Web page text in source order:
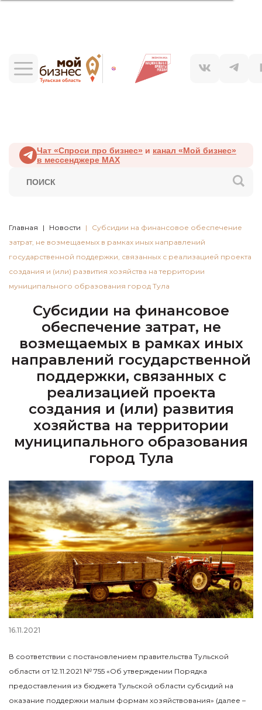
Чат «Спроси про бизнес» и канал «Мой бизнес»
в мессенджере MAX
Главная Новости
Субсидии на финансовое обеспечение
затрат, не возмещаемых в рамках иных направлений
государственной поддержки, связанных с реализацией проекта
создания и (или) развития хозяйства на территории
муниципального образования город Тула
Субсидии на финансовое
обеспечение затрат, не
возмещаемых в рамках иных
направлений государственной
поддержки, связанных с
реализацией проекта
создания и (или) развития
хозяйства на территории
муниципального образования
город Тула
16.11.2021
В соответствии с постановлением правительства Тульской
области от 12.11.2021 № 755 «Об утверждении Порядка
предоставления из бюджета Тульской области субсидий на
оказание поддержки малым формам хозяйствования» (далее –